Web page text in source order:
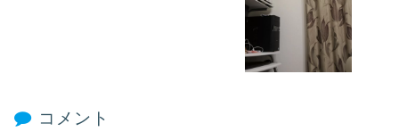
コメント